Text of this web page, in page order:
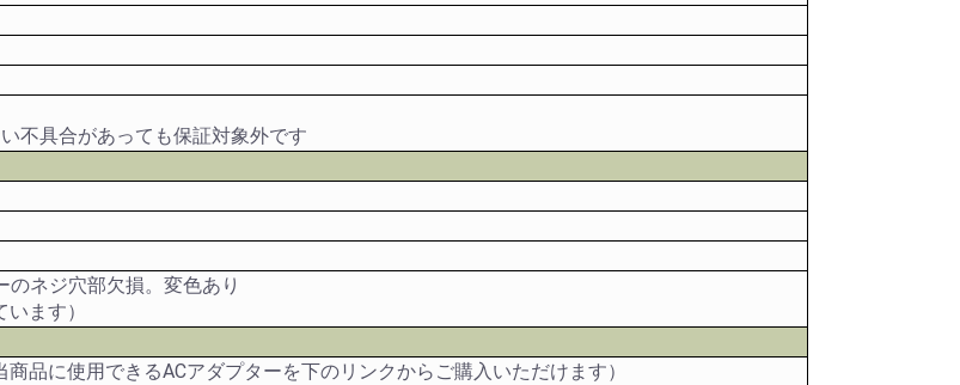
不具合があっても保証対象外です
ネジ穴部欠損。変色あり
ます）
品に使用できるACアダプターを下のリンクからご購入いただけます）